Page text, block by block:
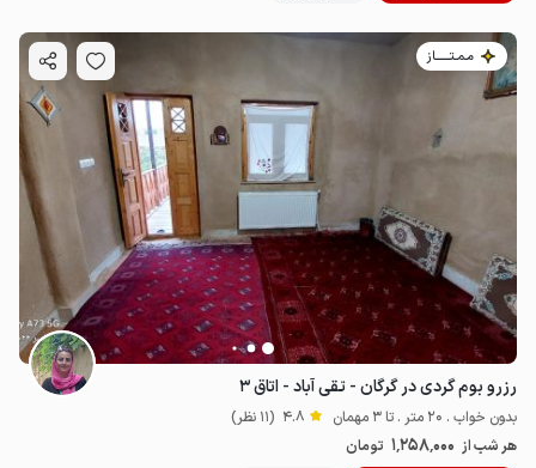
مـمـتــــــاز
رزرو بوم گردی در گرگان - تقی آباد - اتاق ۳
بدون خواب . 20 متر . تا 3 مهمان 4.8 (11 نظر)
هر شب از 1٬258٬000 تومان